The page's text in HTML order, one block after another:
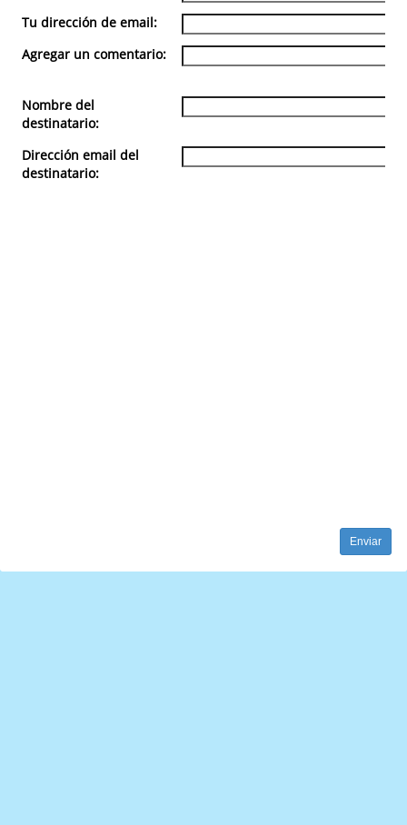
Tu dirección de email:
Agregar un comentario:
Nombre del
destinatario:
Dirección email del
destinatario: